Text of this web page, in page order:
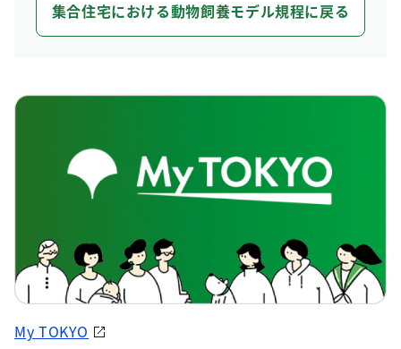
集合住宅における動物飼養モデル規程に戻る
My TOKYO